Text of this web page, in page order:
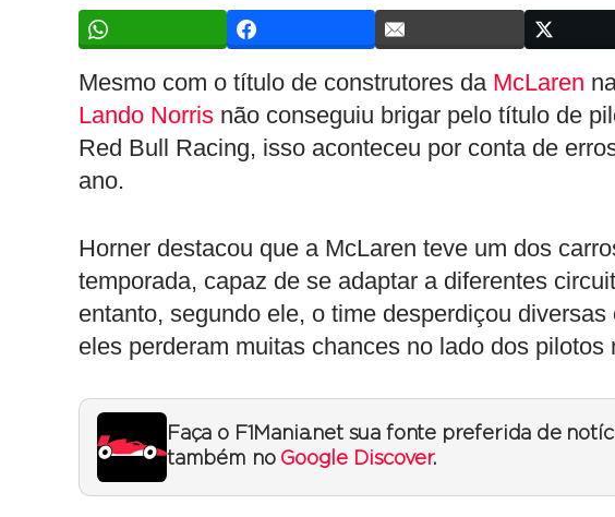
Mesmo com o título de construtores da McLaren
Lando Norris não conseguiu brigar pelo título de
Red Bull Racing, isso aconteceu por conta de
ano.
Horner destacou que a McLaren teve um dos
temporada, capaz de se adaptar a diferentes
entanto, segundo ele, o time desperdiçou
eles perderam muitas chances no lado dos pilotos
Faça o F1Mania.net sua fonte preferida de
também no Google Discover.